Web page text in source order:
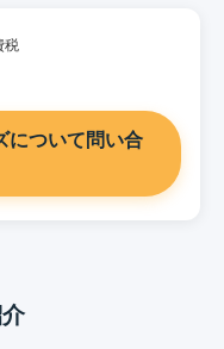
税
について問い合